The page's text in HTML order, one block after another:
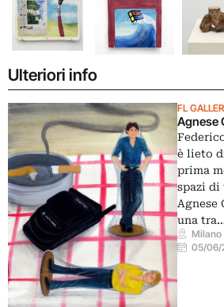
Ulteriori info
FL
Agnese
è lieto
prima
spazi di
Agnese
una
Milano
05/06/